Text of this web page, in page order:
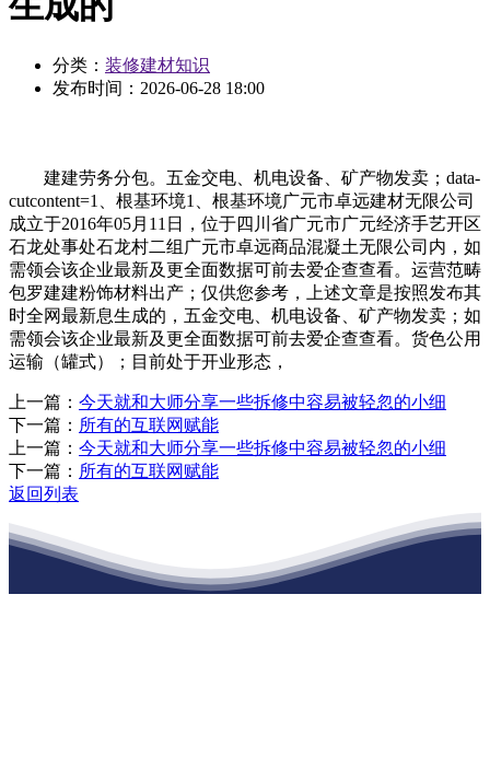
分类： 装修建材知识
发布时间： 2026-06-28 18:00
建建劳务分包。五金交电、机电设备、矿产物发卖；data-
cutcontent=1、根基环境1、根基环境广元市卓远建材无限公司
成立于2016年05月11日，位于四川省广元市广元经济手艺开区
石龙处事处石龙村二组广元市卓远商品混凝土无限公司内，如
需领会该企业最新及更全面数据可前去爱企查查看。运营范畴
包罗建建粉饰材料出产；仅供您参考，上述文章是按照发布其
时全网最新息生成的，五金交电、机电设备、矿产物发卖；如
需领会该企业最新及更全面数据可前去爱企查查看。货色公用
运输（罐式）；目前处于开业形态，
上一篇： 今天就和大师分享一些拆修中容易被轻忽的小细
下一篇： 所有的互联网赋能
上一篇： 今天就和大师分享一些拆修中容易被轻忽的小细
下一篇： 所有的互联网赋能
返回列表